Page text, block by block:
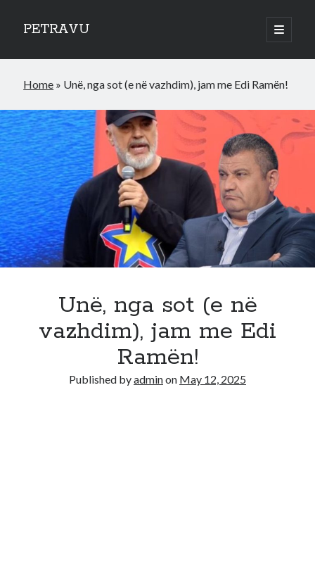
PETRAVU
open
primary
Sidebar
Bank
Uncategorized
World
Home » Unë, nga sot (e në vazhdim), jam me Edi Ramën!
Unë, nga sot (e në
vazhdim), jam me Edi
Ramën!
Published byadminon May 12, 2025